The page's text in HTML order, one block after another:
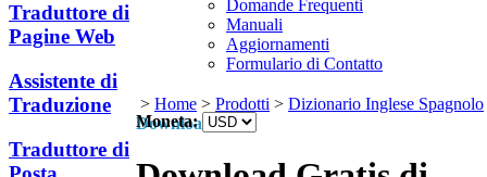
Traduttore di
Pagine Web
Assistente di
Traduzione
Traduttore di
Domande Frequenti
Manuali
Aggiornamenti
Formulario di Contatto
> Home > Prodotti > Dizionario Inglese Spagnolo
Download
Moneta: